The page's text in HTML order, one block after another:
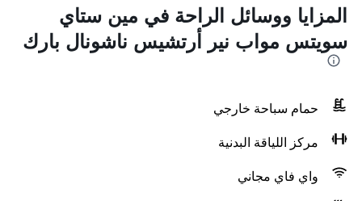
المزايا ووسائل الراحة في مين ستاي
سويتس مواب نير أرتشيس ناشونال بارك
حمام سباحة خارجي
مركز اللياقة البدنية
واي فاي مجاني